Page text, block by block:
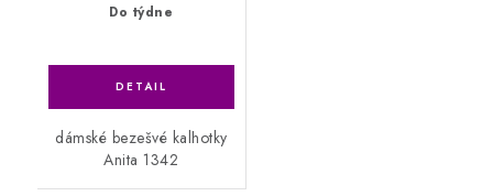
Do týdne
dámské bezešvé kalhotky
Anita 1342